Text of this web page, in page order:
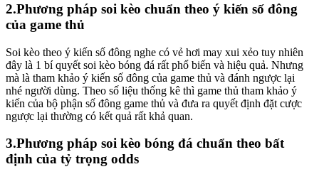
2.Phương pháp soi kèo chuẩn theo ý kiến số đông
của game thủ
Soi kèo theo ý kiến số đông nghe có vẻ hơi may xui xẻo tuy nhiên
đây là 1 bí quyết soi kèo bóng đá rất phổ biến và hiệu quả. Nhưng
mà là tham khảo ý kiến số đông của game thủ và đánh ngược lại
nhé người dùng. Theo số liệu thống kê thì game thủ tham khảo ý
kiến của bộ phận số đông game thủ và đưa ra quyết định đặt cược
ngược lại thường có kết quả rất khả quan.
3.Phương pháp soi kèo bóng đá chuẩn theo bất
định của tỷ trọng odds